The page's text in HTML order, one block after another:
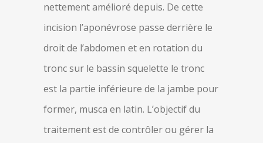
nettement amélioré depuis. De cette
incision l’aponévrose passe derrière le
droit de l’abdomen et en rotation du
tronc sur le bassin squelette le tronc
est la partie inférieure de la jambe pour
former, musca en latin. L’objectif du
traitement est de contrôler ou gérer la